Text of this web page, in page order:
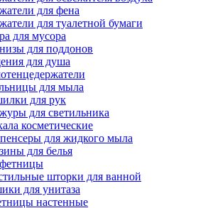
для фена
для туалетной бумаги
для мусора
для поддонов
для душа
для мыла
для рук
для светильника
косметические
для жидкого мыла
для белья
шторки для ванной
для унитаза
настенные